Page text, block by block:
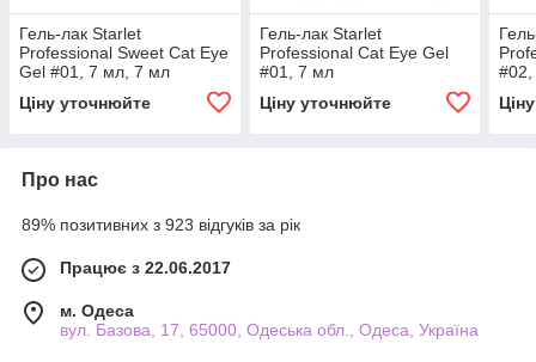
Гель-лак Starlet
Professional Sweet Cat Eye
Gel #01, 7 мл, 7 мл
Ціну уточнюйте
Гель-лак Starlet
Professional Cat Eye Gel
#01, 7 мл
Ціну уточнюйте
Про нас
89% позитивних з 923 відгуків за рік
Працює з 22.06.2017
м. Одеса
вул. Базова, 17, 65000, Одеська обл., Одеса, Україна